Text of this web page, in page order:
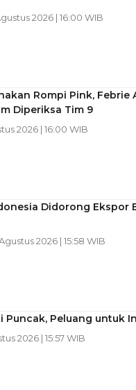
2026 | 16:00 WIB
Rompi Pink, Febrie
Diperiksa Tim 9
2026 | 16:00 WIB
Didorong Ekspor
2026 | 15:58 WIB
Puncak, Peluang untuk
2026 | 15:57 WIB